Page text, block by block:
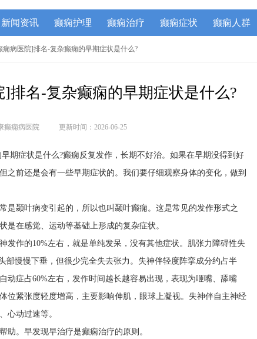
新闻资讯 癫痫护理 癫痫治疗 癫痫症状 癫痫人群
痫病医院]排名-复杂癫痫的早期症状是什么?
]排名-复杂癫痫的早期症状是什么?
癫痫病医院 更新时间：2026-06-25
期症状是什么?癫痫反复发作，长期不好治。如果在早期没得到好
之前还是会有一些早期症状的。我们要仔细观察身体的变化，做到
是颞叶病变引起的，所以也叫颞叶癫痫。这是常见的发作形式之
是在感觉、运动等基础上形成的复杂症状。
发作的10%左右，就是单纯发呆，没有其他症状。肌张力障碍性失
部慢慢下垂，但很少完全失去张力。失神伴轻度阵挛成分约占半
动症占60%左右，发作时间越长越容易出现，表现为咂嘴、舔嘴
位紧张度轻度增高，主要影响伸肌，眼球上凝视。失神伴自主神经
心动过速等。
助。早发现早治疗是癫痫治疗的原则。